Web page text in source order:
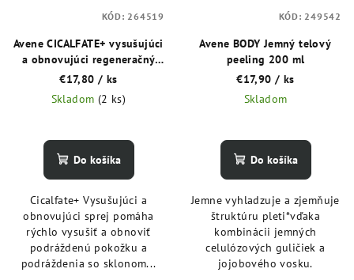
Avene CICALFATE+ vysušujúci
a obnovujúci regeneračný
sprej 100 ml
€17,80/ ks
Skladom (2 ks)
Do košíka
Cicalfate+ Vysušujúci a
obnovujúci sprej pomáha
rýchlo vysušiť a obnoviť
podráždenú pokožku a
podráždenia so sklonom...
KÓD: 264519
Avene BODY Jemný telový
peeling 200 ml
€17,90/ ks
Skladom
Do košíka
Jemne vyhladzuje a zjemňuje
štruktúru pleti*vďaka
kombinácii jemných
celulózových guličiek a
jojobového vosku.
KÓD: 249542